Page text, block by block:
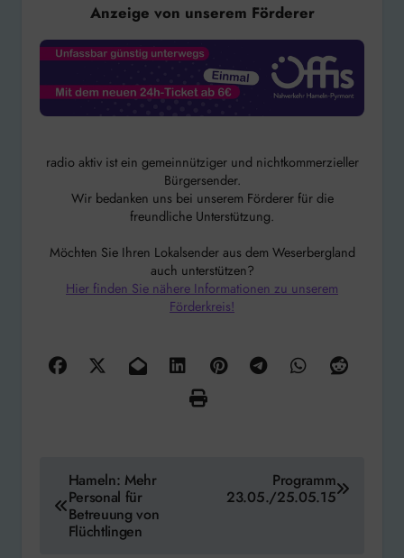
Anzeige von unserem Förderer
radio aktiv ist ein gemeinnütziger und nichtkommerzieller
Bürgersender.
Wir bedanken uns bei unserem Förderer für die
freundliche Unterstützung.
Möchten Sie Ihren Lokalsender aus dem Weserbergland
auch unterstützen?
Hier finden Sie nähere Informationen zu unserem
Förderkreis!
Beitragsnavigation
Hameln: Mehr
Personal für
Betreuung von
Flüchtlingen
Programm
23.05./25.05.15